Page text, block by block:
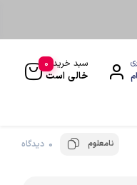
سبد خرید
خالی است
0
نامعلوم 0 دیدگاه